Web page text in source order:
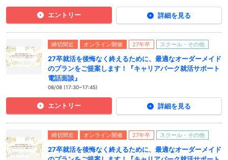
エントリー 詳細を見る
締切間近 オンライン開催 27年卒 スクール・その他
27卒就活を後悔なく終えるために、最適なオーダーメイド
のプランをご提案します！『キャリアパーク就活サポート
電話面談』
08/08 (17:30~17:45)
エントリー 詳細を見る
締切間近 オンライン開催 27年卒 スクール・その他
27卒就活を後悔なく終えるために、最適なオーダーメイド